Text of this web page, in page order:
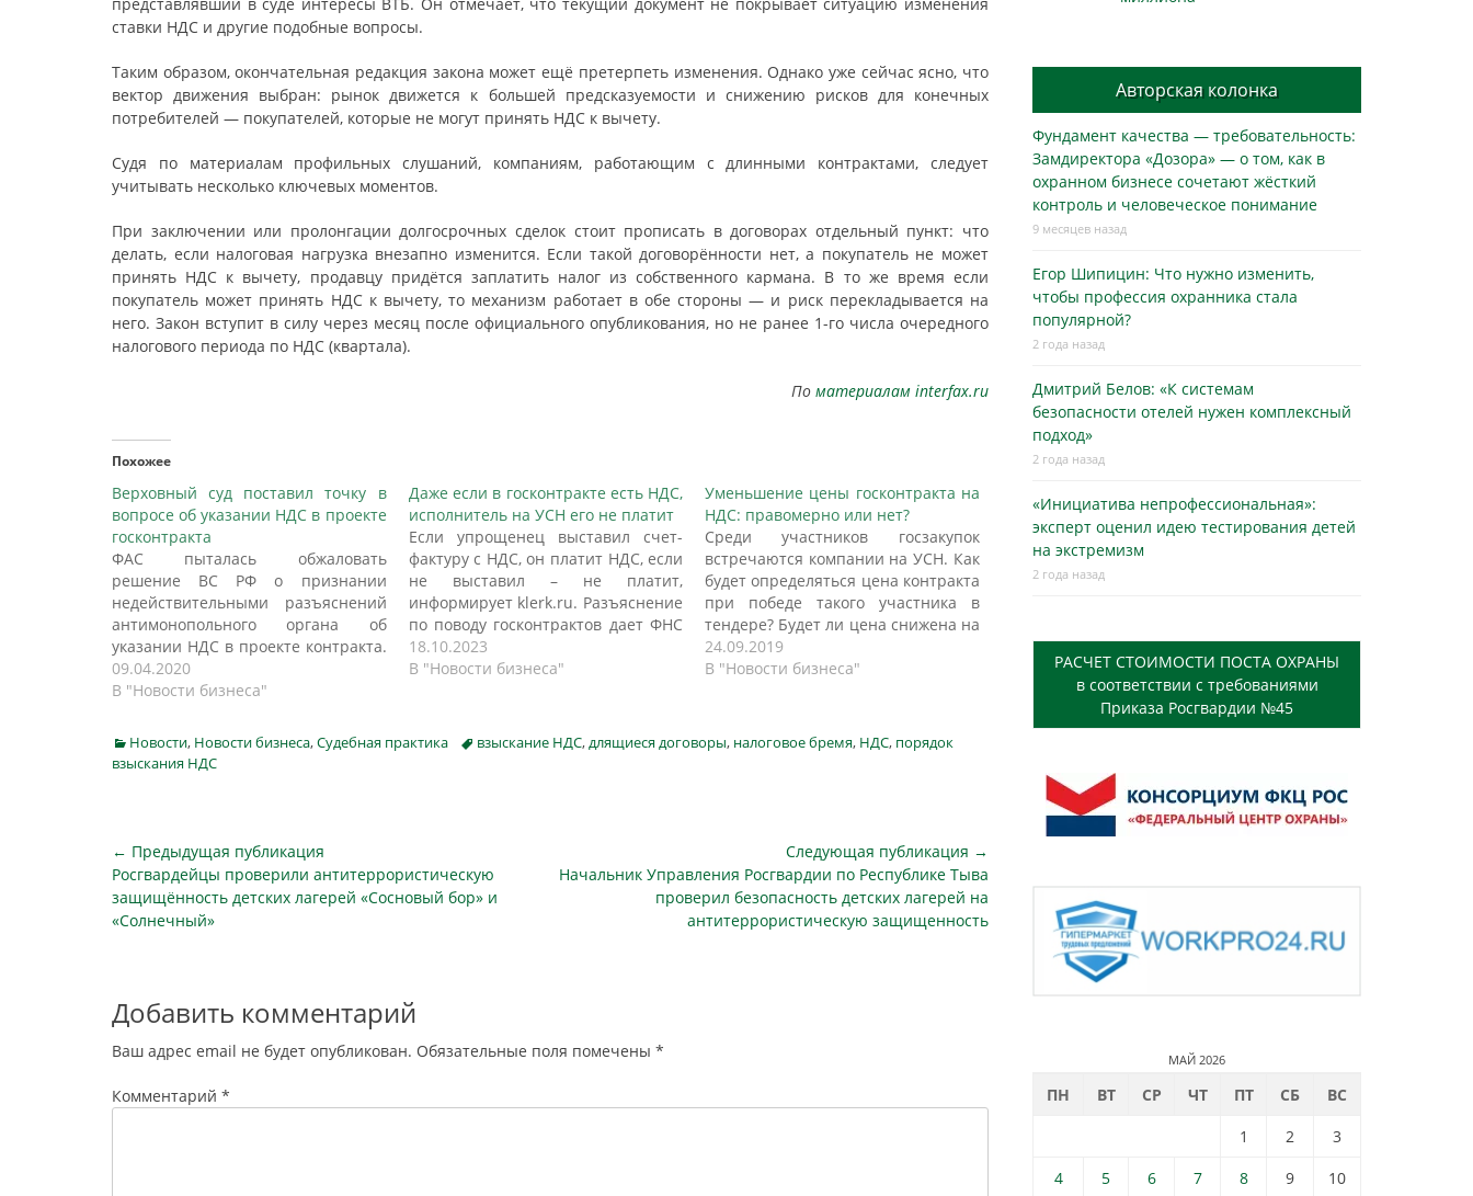
ставки НДС и другие подобные вопросы.
Таким образом, окончательная редакция закона может ещё претерпеть изменения. Однако уже сейчас ясно, что
вектор движения выбран: рынок движется к большей предсказуемости и снижению рисков для конечных
потребителей — покупателей, которые не могут принять НДС к вычету.
Судя по материалам профильных слушаний, компаниям, работающим с длинными контрактами, следует
учитывать несколько ключевых моментов.
При заключении или пролонгации долгосрочных сделок стоит прописать в договорах отдельный пункт: что
делать, если налоговая нагрузка внезапно изменится. Если такой договорённости нет, а покупатель не может
принять НДС к вычету, продавцу придётся заплатить налог из собственного кармана. В то же время если
покупатель может принять НДС к вычету, то механизм работает в обе стороны — и риск перекладывается на
него. Закон вступит в силу через месяц после официального опубликования, но не ранее 1-го числа очередного
налогового периода по НДС (квартала).
По материалам interfax.ru
Похожее
Верховный суд поставил точку в
вопросе об указании НДС в проекте
госконтракта
ФАС пыталась обжаловать
решение ВС РФ о признании
недействительными разъяснений
антимонопольного органа об
указании НДС в проекте контракта.
Контролеры указывали на
следующее: - оспариваемое
на вопросы, поступающие от ее
территориальных управлений, и
содержащиеся в нем указания не
устанавливать…
09.04.2020
В "Новости бизнеса"
Даже если в госконтракте есть НДС,
исполнитель на УСН его не платит
Если упрощенец выставил счет-
фактуру с НДС, он платит НДС, если
не выставил – не платит,
информирует klerk.ru. Разъяснение
по поводу госконтрактов дает ФНС
в письме от 10.10.2023 № СД-4-
3/12950@. Указание в
продавца, применяющего УСН,
выставить счет-фактуру. Однако
18.10.2023
В "Новости бизнеса"
Уменьшение цены госконтракта на
НДС: правомерно или нет?
Среди участников госзакупок
встречаются компании на УСН. Как
будет определяться цена контракта
при победе такого участника в
тендере? Будет ли цена снижена на
размер налога на добавленную
стоимость или нет? Закон № 44-ФЗ
ФЗ, о контрактной системе в сфере
закупок товаров, работ, услуг…
24.09.2019
В "Новости бизнеса"
Categories
Новости, Новости бизнеса,Судебная практика Tagsвзыскание НДС,длящиеся договоры, налоговое бремя, НДС, порядок
взыскания НДС
Навигация
по
записям
← Предыдущая публикация
Предыдущая
публикация
Росгвардейцы проверили антитеррористическую
защищённость детских лагерей «Сосновый бор» и
«Солнечный»
Следующая публикация →
Следующая
Начальник Управления Росгвардии по Республике Тыва
проверил безопасность детских лагерей на
антитеррористическую защищенность
Добавить комментарий
Ваш адрес email не будет опубликован. Обязательные поля помечены *
Комментарий *
Авторская колонка
Фундамент качества — требовательность:
Замдиректора «Дозора» — о том, как в
охранном бизнесe сочетают жёсткий
контроль и человеческое понимание
9 месяцев назад
Егор Шипицин: Что нужно изменить,
чтобы профессия охранника стала
популярной?
2 года назад
Дмитрий Белов: «К системам
безопасности отелей нужен комплексный
подход»
2 года назад
«Инициатива непрофессиональная»:
эксперт оценил идею тестирования детей
на экстремизм
2 года назад
РАСЧЕТ СТОИМОСТИ ПОСТА ОХРАНЫ
в соответствии с требованиями
Приказа Росгвардии №45
МАЙ 2026
ПН ВТ СР ЧТ ПТ СБ
ВС
1
2
3
4
5 6 7 8 9
10